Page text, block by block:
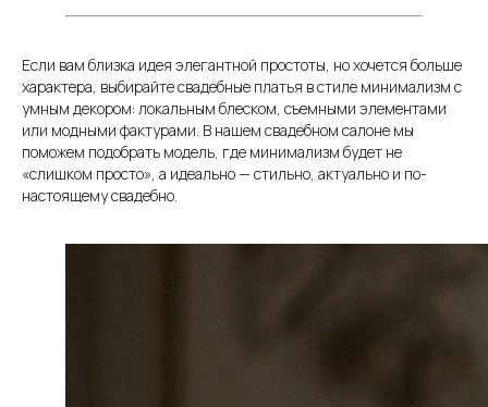
Если вам близка идея элегантной простоты, но хочется больше
характера, выбирайте свадебные платья в стиле минимализм с
умным декором: локальным блеском, съемными элементами
или модными фактурами. В нашем свадебном салоне мы
поможем подобрать модель, где минимализм будет не
«слишком просто», а идеально — стильно, актуально и по-
настоящему свадебно.